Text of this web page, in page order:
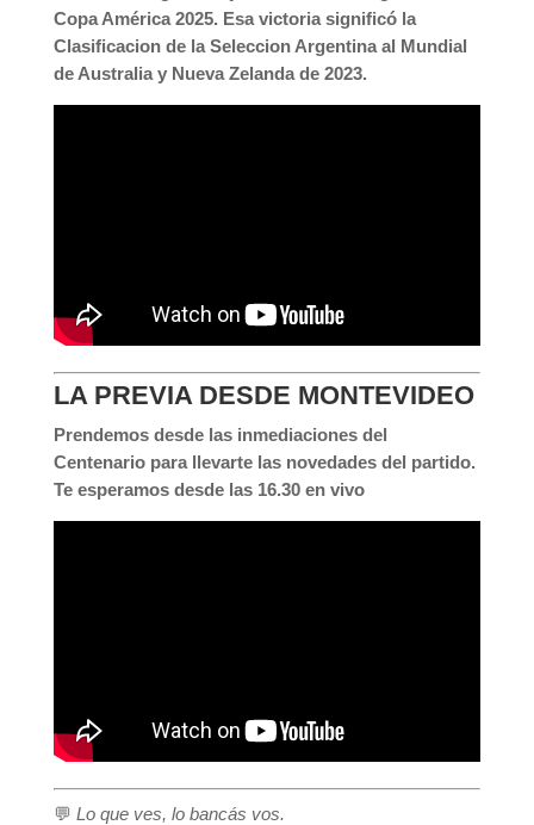
Copa América 2025. Esa victoria significó la
Clasificacion de la Seleccion Argentina al Mundial
de Australia y Nueva Zelanda de 2023.
LA PREVIA DESDE MONTEVIDEO
Prendemos desde las inmediaciones del
Centenario para llevarte las novedades del partido.
Te esperamos desde las 16.30 en vivo
💬 Lo que ves, lo bancás vos.